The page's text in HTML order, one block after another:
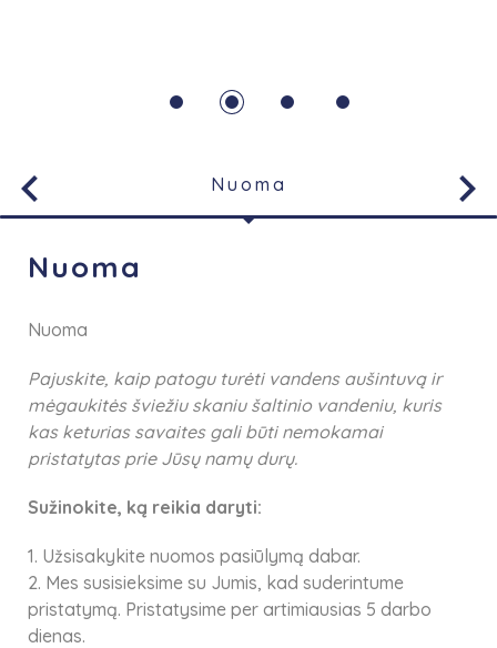
1
2 3 4
Nuoma
keyboard_arrow_left keyboard_arrow_right
Nuoma
Nuoma
Pajuskite, kaip patogu turėti vandens aušintuvą ir
mėgaukitės šviežiu skaniu šaltinio vandeniu, kuris
kas keturias savaites gali būti nemokamai
pristatytas prie Jūsų namų durų.
Sužinokite, ką reikia daryti:
1. Užsisakykite nuomos pasiūlymą dabar.
2. Mes susisieksime su Jumis, kad suderintume
pristatymą. Pristatysime per artimiausias 5 darbo
dienas.